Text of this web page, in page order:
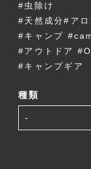
#虫除け
#天然成分#ア
#キャンプ
#アウトドア
#キャンプギ
種類